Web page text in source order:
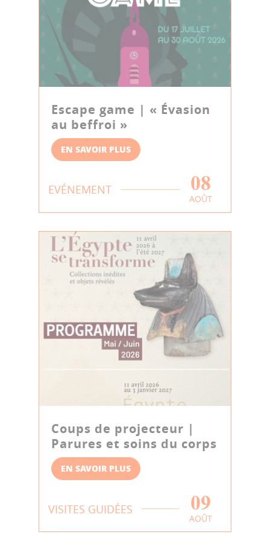
Escape game | « Évasion
au beffroi »
EN SAVOIR PLUS
EVÉNEMENT 08
AOÛT
Coups de projecteur |
Parures et soins du corps
EN SAVOIR PLUS
VISITES GUIDÉES 09
AOÛT